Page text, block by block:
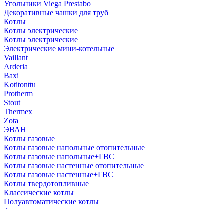
Угольники Viega Prestabo
Декоративные чашки для труб
Котлы
Котлы электрические
Котлы электрические
Электрические мини-котельные
Vaillant
Arderia
Baxi
Kotitonttu
Protherm
Stout
Thermex
Zota
ЭВАН
Котлы газовые
Котлы газовые напольные отопительные
Котлы газовые напольные+ГВС
Котлы газовые настенные отопительные
Котлы газовые настенные+ГВС
Котлы твердотопливные
Классические котлы
Полуавтоматические котлы